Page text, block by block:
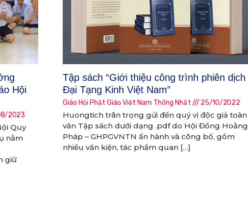
Hội
2023
Quy
nằm
giữ
Tập sách “Giới thiệu công trình phiên dịch
Đại Tạng Kinh Việt Nam”
Giáo Hội Phật Giáo Việt Nam Thống Nhất 25/10/2022
Huongtich trân trọng gửi đến quý vị độc giả toàn
văn Tập sách dưới dạng .pdf do Hội Đồng Hoằng
Pháp – GHPGVNTN ấn hành và công bố, gồm
nhiều văn kiện, tác phẩm quan […]